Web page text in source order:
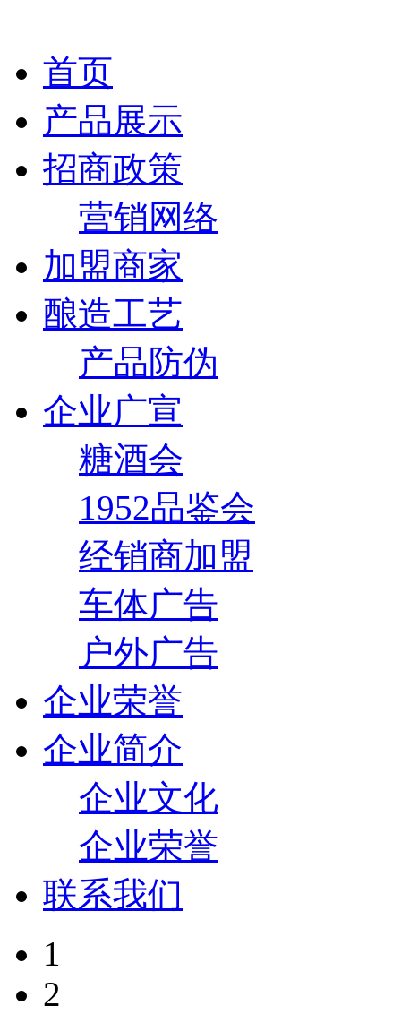
首页
产品展示
招商政策
营销网络
加盟商家
酿造工艺
产品防伪
企业广宣
糖酒会
1952品鉴会
经销商加盟
车体广告
户外广告
企业荣誉
企业简介
企业文化
企业荣誉
联系我们
1
2